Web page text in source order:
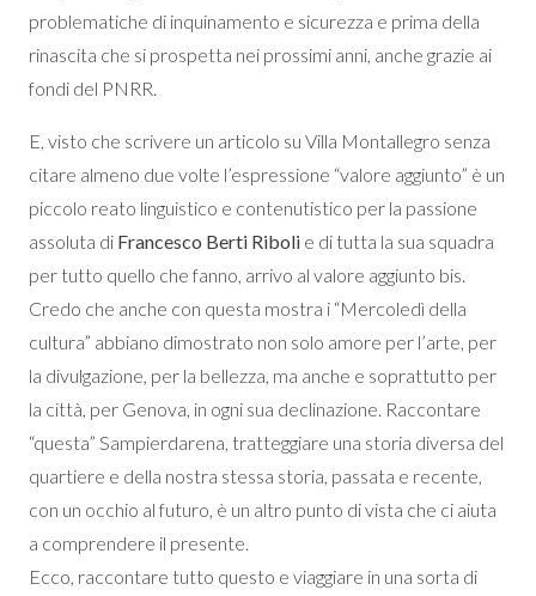
problematiche di inquinamento e sicurezza e prima della
rinascita che si prospetta nei prossimi anni, anche grazie ai
fondi del PNRR.
E, visto che scrivere un articolo su Villa Montallegro senza
citare almeno due volte l’espressione “valore aggiunto” è un
piccolo reato linguistico e contenutistico per la passione
assoluta di Francesco Berti Riboli e di tutta la sua squadra
per tutto quello che fanno, arrivo al valore aggiunto bis.
Credo che anche con questa mostra i “Mercoledì della
cultura” abbiano dimostrato non solo amore per l’arte, per
la divulgazione, per la bellezza, ma anche e soprattutto per
la città, per Genova, in ogni sua declinazione. Raccontare
“questa” Sampierdarena, tratteggiare una storia diversa del
quartiere e della nostra stessa storia, passata e recente,
con un occhio al futuro, è un altro punto di vista che ci aiuta
a comprendere il presente.
Ecco, raccontare tutto questo e viaggiare in una sorta di